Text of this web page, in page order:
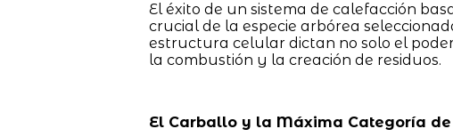
El éxito de un sistema de calefacción
crucial de la especie arbórea
estructura celular dictan no solo el
la combustión y la creación de residuos.
El Carballo y la Máxima Categoría